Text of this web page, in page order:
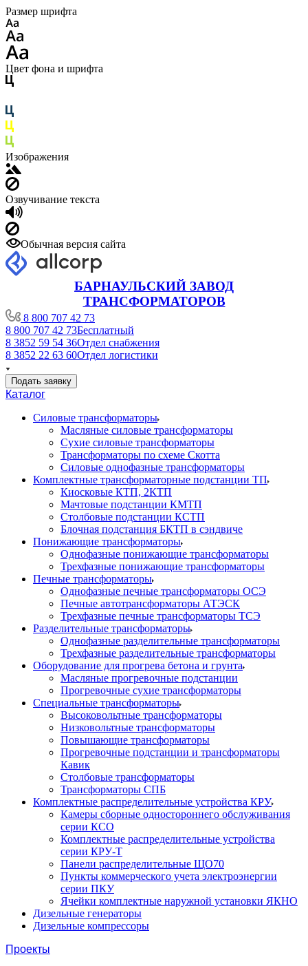
Размер шрифта
Цвет фона и шрифта
Изображения
Озвучивание текста
Обычная версия сайта
БАРНАУЛЬСКИЙ ЗАВОД
ТРАНСФОРМАТОРОВ
8 800 707 42 73
8 800 707 42 73Бесплатный
8 3852 59 54 36Отдел снабжения
8 3852 22 63 60Отдел логистики
Подать заявку
Каталог
Силовые трансформаторы
Масляные силовые трансформаторы
Сухие силовые трансформаторы
Трансформаторы по схеме Скотта
Силовые однофазные трансформаторы
Комплектные трансформаторные подстанции ТП
Киосковые КТП, 2КТП
Мачтовые подстанции КМТП
Столбовые подстанции КСТП
Блочная подстанция БКТП в сэндвиче
Понижающие трансформаторы
Однофазные понижающие трансформаторы
Трехфазные понижающие трансформаторы
Печные трансформаторы
Однофазные печные трансформаторы ОСЭ
Печные автотрансформаторы АТЭСК
Трехфазные печные трансформаторы ТСЭ
Разделительные трансформаторы
Однофазные разделительные трансформаторы
Трехфазные разделительные трансформаторы
Оборудование для прогрева бетона и грунта
Масляные прогревочные подстанции
Прогревочные сухие трансформаторы
Специальные трансформаторы
Высоковольтные трансформаторы
Низковольтные трансформаторы
Повышающие трансформаторы
Прогревочные подстанции и трансформаторы
Кавик
Столбовые трансформаторы
Трансформаторы СПБ
Комплектные распределительные устройства КРУ
Камеры сборные одностороннего обслуживания
серии КСО
Комплектные распределительные устройства
серии КРУ-Т
Панели распределительные ЩО70
Пункты коммерческого учета электроэнергии
серии ПКУ
Ячейки комплектные наружной установки ЯКНО
Дизельные генераторы
Дизельные компрессоры
Проекты